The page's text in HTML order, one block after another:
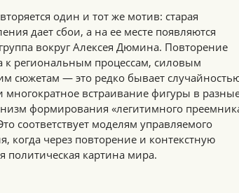
один и тот же мотив: старая
дает сбои, а на ее месте появляются
вокруг Алексея Дюмина. Повторение
к региональным процессам, силовым
сюжетам — это редко бывает
встраивание фигуры в
формирования «легитимного
соответствует моделям управляемого
когда через повторение и контекстную
политическая картина мира.